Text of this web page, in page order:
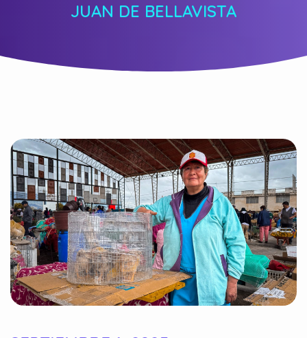
JUAN DE BELLAVISTA